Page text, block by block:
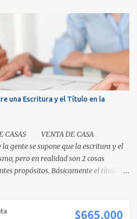
una Escritura y el Título en la
CASAS VENTA DE CASA
gente se supone que la escritura y el
pero en realidad son 2 cosas
propósitos. Básicamente el título
su nombre en la caja, lo cual